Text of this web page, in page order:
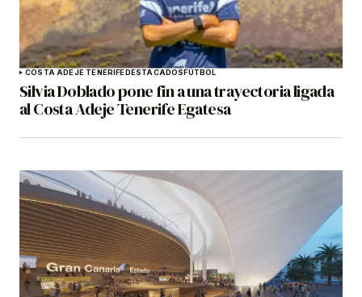
COSTA ADEJE TENERIFEDESTACADOSFÚTBOL
Silvia Doblado pone fin a una trayectoria ligada
al Costa Adeje Tenerife Egatesa